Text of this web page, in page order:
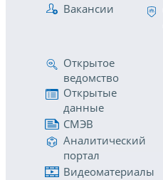
Вакансии
Открытое
ведомство
Открытые
данные
СМЭВ
Аналитический
портал
Видеоматериалы